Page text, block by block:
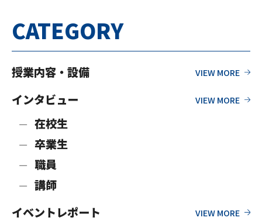
CATEGORY
授業内容・設備
インタビュー
在校生
卒業生
職員
講師
イベントレポート